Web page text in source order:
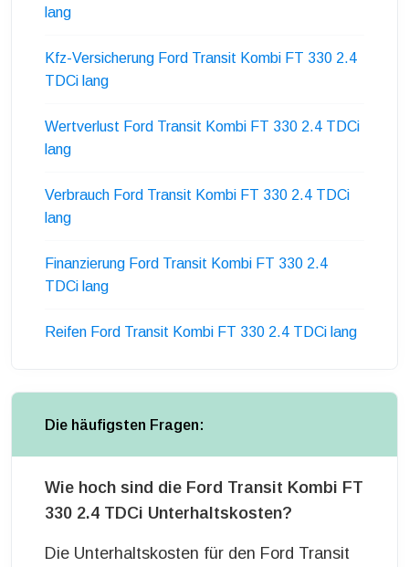
lang
Kfz-Versicherung Ford Transit Kombi FT 330 2.4
TDCi lang
Wertverlust Ford Transit Kombi FT 330 2.4 TDCi
lang
Verbrauch Ford Transit Kombi FT 330 2.4 TDCi
lang
Finanzierung Ford Transit Kombi FT 330 2.4
TDCi lang
Reifen Ford Transit Kombi FT 330 2.4 TDCi lang
Die häufigsten Fragen:
Wie hoch sind die Ford Transit Kombi FT
330 2.4 TDCi Unterhaltskosten?
Die Unterhaltskosten für den Ford Transit